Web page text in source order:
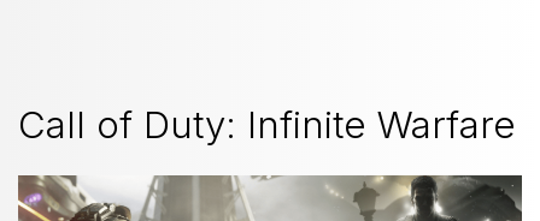
Call of Duty: Infinite Warfare